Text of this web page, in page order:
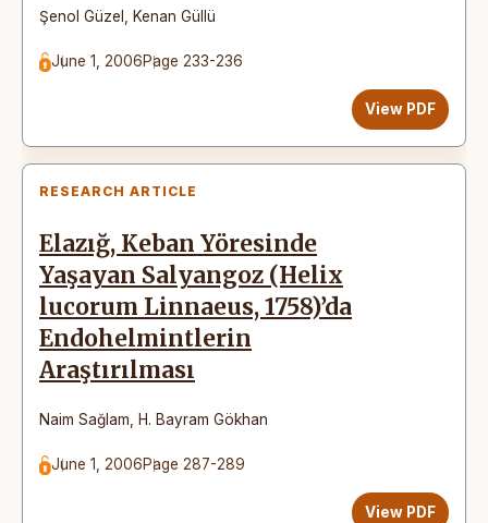
Şenol Güzel Kenan Güllü
June 1, 2006Page 233-236
View PDF
RESEARCH ARTICLE
Elazığ, Keban Yöresinde
Yaşayan Salyangoz (Helix
lucorum Linnaeus, 1758)’da
Endohelmintlerin
Araştırılması
Naim Sağlam H. Bayram Gökhan
June 1, 2006Page 287-289
View PDF